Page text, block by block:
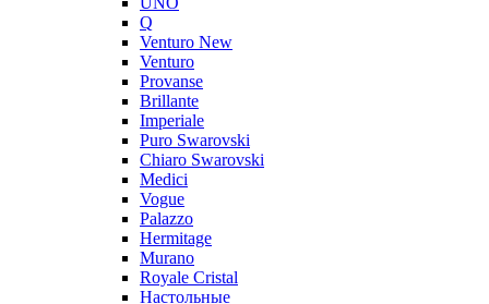
Q
Venturo New
Venturo
Provanse
Brillante
Imperiale
Puro Swarovski
Chiaro Swarovski
Medici
Vogue
Palazzo
Hermitage
Murano
Royale Cristal
Настольные